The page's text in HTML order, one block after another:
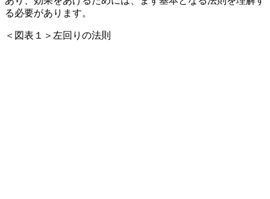
る必要があります。
＜図表１＞左回りの法則